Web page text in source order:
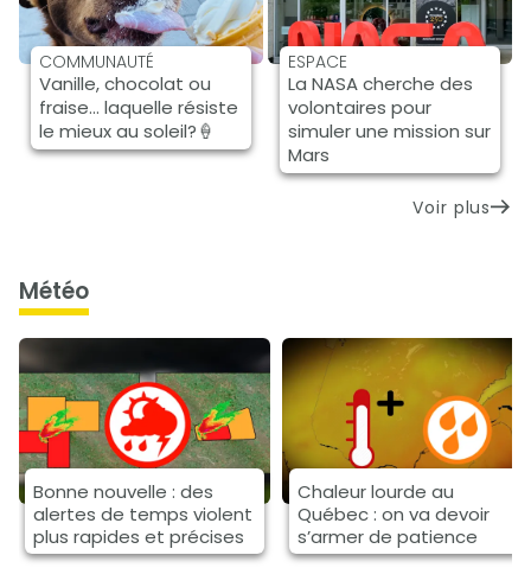
COMMUNAUTÉ
Vanille, chocolat ou
fraise… laquelle résiste
le mieux au soleil?🍦
ESPACE
La NASA cherche des
volontaires pour
simuler une mission sur
Mars
Voir plus
météo
Bonne nouvelle : des
alertes de temps violent
plus rapides et précises
Chaleur lourde au
Québec : on va devoir
s’armer de patience